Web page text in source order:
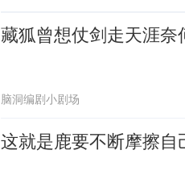
藏狐曾想仗剑走天涯奈
脑洞编剧小剧场
这就是鹿要不断摩擦自